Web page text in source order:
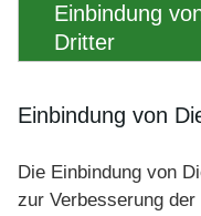
Einbindung
Dritter
Einbindung von
Die Einbindung von
zur Verbesserung